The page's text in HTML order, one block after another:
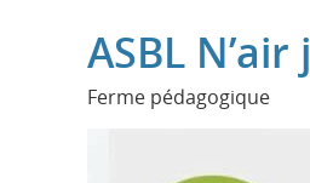
ASBL N’air j
Ferme pédagogique